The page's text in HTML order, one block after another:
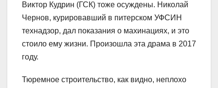
Виктор Кудрин (ГСК) тоже осуждены. Николай
Чернов, курировавший в питерском УФСИН
технадзор, дал показания о махинациях, и это
стоило ему жизни. Произошла эта драма в 2017
году.
Тюремное строительство, как видно, неплохо